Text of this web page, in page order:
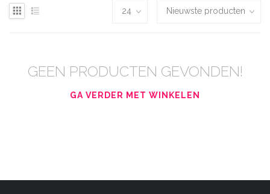
GEEN PRODUCTEN GEVONDEN!
GA VERDER MET WINKELEN